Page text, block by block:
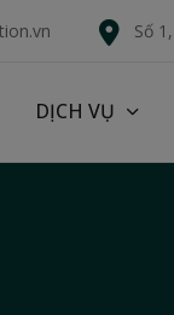
Số
DỊCH VỤ